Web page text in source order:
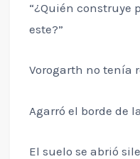
“¿Quién construye
este?”
Vorogarth no tenía
Agarró el borde de
El suelo se abrió